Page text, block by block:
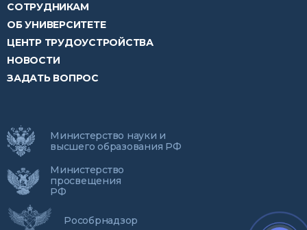
СОТРУДНИКАМ
ОБ УНИВЕРСИТЕТЕ
ЦЕНТР ТРУДОУСТРОЙСТВА
НОВОСТИ
ЗАДАТЬ ВОПРОС
Министерство науки и
высшего образования РФ
Министерство
просвещения
РФ
Рособрнадзор